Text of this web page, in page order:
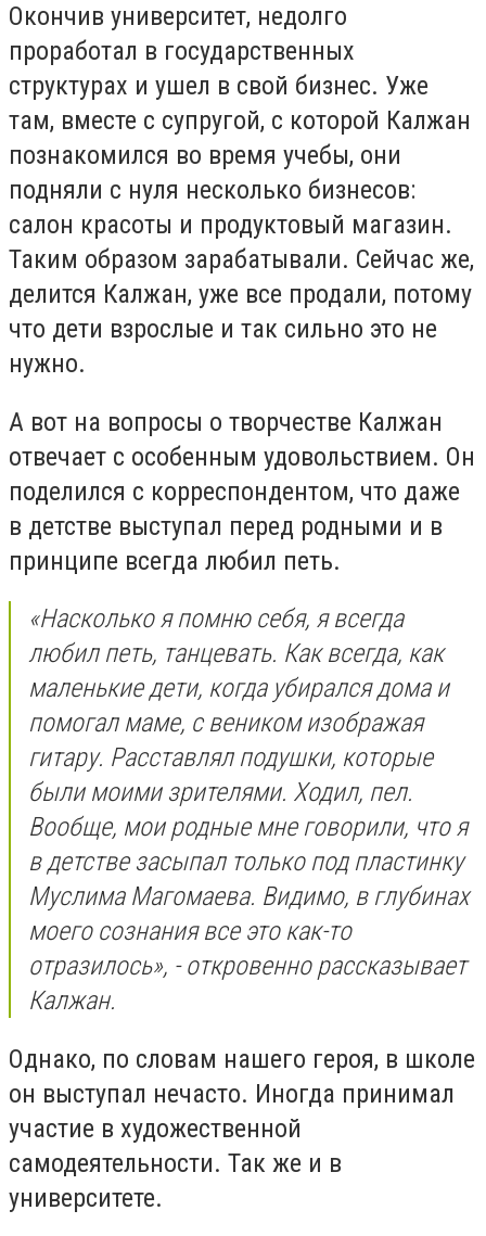
Окончив университет, недолго
проработал в государственных
структурах и ушел в свой бизнес. Уже
там, вместе с супругой, с которой Калжан
познакомился во время учебы, они
подняли с нуля несколько бизнесов:
салон красоты и продуктовый магазин.
Таким образом зарабатывали. Сейчас же,
делится Калжан, уже все продали, потому
что дети взрослые и так сильно это не
нужно.
А вот на вопросы о творчестве Калжан
отвечает с особенным удовольствием. Он
поделился с корреспондентом, что даже
в детстве выступал перед родными и в
принципе всегда любил петь.
«Насколько я помню себя, я всегда
любил петь, танцевать. Как всегда, как
маленькие дети, когда убирался дома и
помогал маме, с веником изображая
гитару. Расставлял подушки, которые
были моими зрителями. Ходил, пел.
Вообще, мои родные мне говорили, что я
в детстве засыпал только под пластинку
Муслима Магомаева. Видимо, в глубинах
моего сознания все это как-то
отразилось», - откровенно рассказывает
Калжан.
Однако, по словам нашего героя, в школе
он выступал нечасто. Иногда принимал
участие в художественной
самодеятельности. Так же и в
университете.